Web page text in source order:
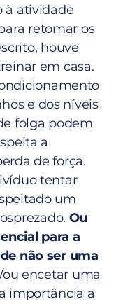
à atividade
retomar os
houve
em casa.
e dos níveis
folga podem
a
de força.
tentar
um
Ou
para a
não ser uma
encetar uma
importância a